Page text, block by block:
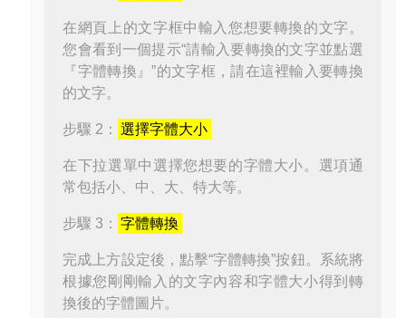
在網頁上的文字框中輸入您想要轉換的文字。
您會看到一個提示“請輸入要轉換的文字並點選
『字體轉換』”的文字框，請在這裡輸入要轉換
的文字。
步驟 2： 選擇字體大小
在下拉選單中選擇您想要的字體大小。選項通
常包括小、中、大、特大等。
步驟 3： 字體轉換
完成上方設定後，點擊“字體轉換”按鈕。系統將
根據您剛剛輸入的文字內容和字體大小得到轉
換後的字體圖片。